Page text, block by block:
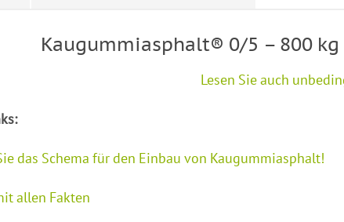
Kaugummiasphalt® 0/5 – 800
Lesen Sie auch
das Schema für den Einbau von Kaugummiasphalt!
allen Fakten